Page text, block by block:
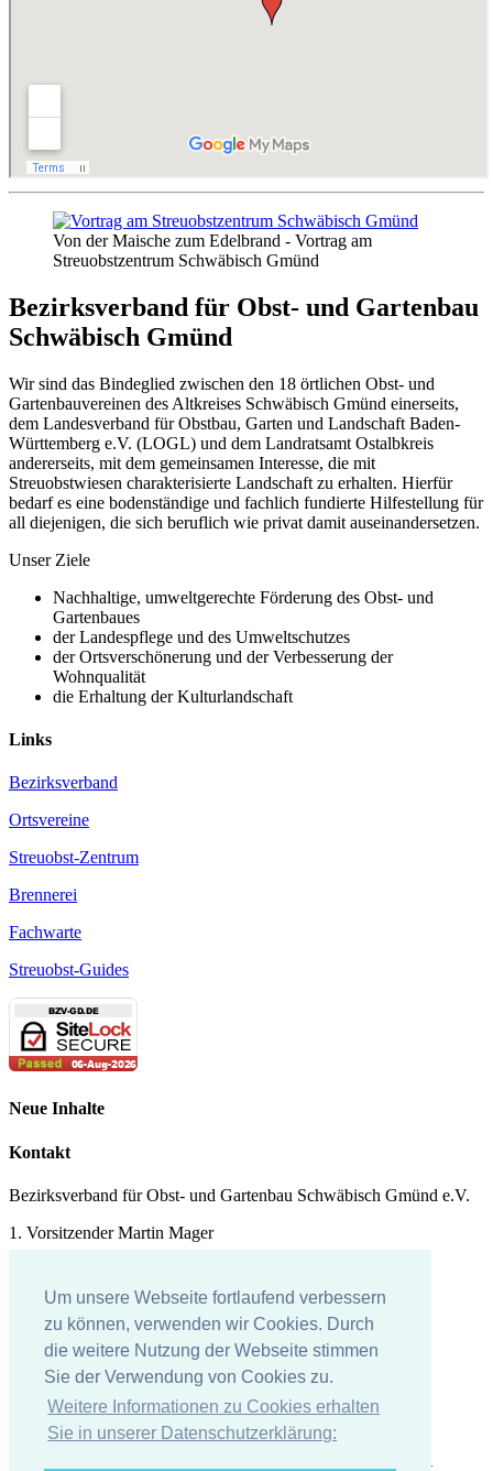
Um unsere Webseite fortlaufend verbessern
zu können, verwenden wir Cookies. Durch
die weitere Nutzung der Webseite stimmen
Sie der Verwendung von Cookies zu.
Weitere Informationen zu Cookies erhalten
Sie in unserer Datenschutzerklärung:
Von der Maische zum Edelbrand - Vortrag am
Streuobstzentrum Schwäbisch Gmünd
Bezirksverband für Obst- und Gartenbau
Schwäbisch Gmünd
Wir sind das Bindeglied zwischen den 18 örtlichen Obst- und
Gartenbauvereinen des Altkreises Schwäbisch Gmünd einerseits,
dem Landesverband für Obstbau, Garten und Landschaft Baden-
Württemberg e.V. (LOGL) und dem Landratsamt Ostalbkreis
andererseits, mit dem gemeinsamen Interesse, die mit
Streuobstwiesen charakterisierte Landschaft zu erhalten. Hierfür
bedarf es eine bodenständige und fachlich fundierte Hilfestellung für
all diejenigen, die sich beruflich wie privat damit auseinandersetzen.
Unser Ziele
Nachhaltige, umweltgerechte Förderung des Obst- und
Gartenbaues
der Landespflege und des Umweltschutzes
der Ortsverschönerung und der Verbesserung der
Wohnqualität
die Erhaltung der Kulturlandschaft
Links
Bezirksverband
Ortsvereine
Streuobst-Zentrum
Brennerei
Fachwarte
Streuobst-Guides
Neue Inhalte
Kontakt
Bezirksverband für Obst- und Gartenbau Schwäbisch Gmünd e.V.
1. Vorsitzender Martin Mager
E-Mail:martin.mager@t-online.de
Impressum
Datenschutzerklärung